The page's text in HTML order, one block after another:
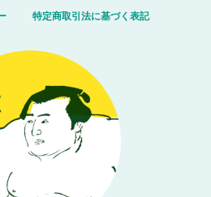
特定商取引法に基づく表記